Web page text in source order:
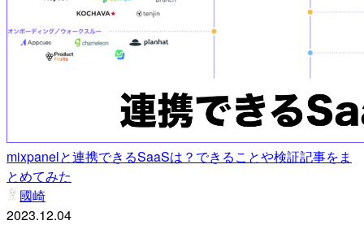
mixpanelと連携できるSaaSは？できることや検証記事をま
とめてみた
國崎
2023.12.04